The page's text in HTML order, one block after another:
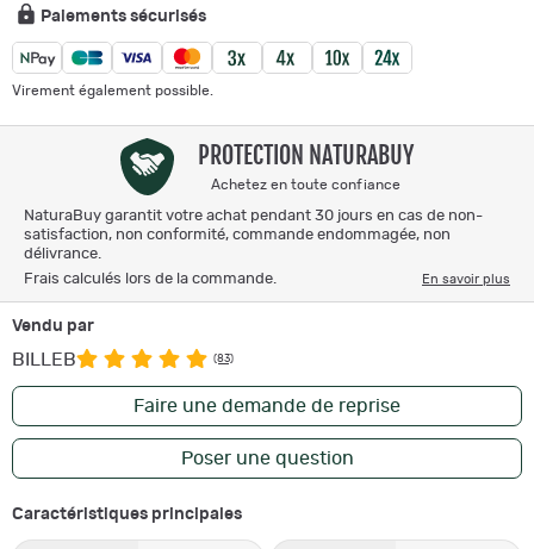
Paiements sécurisés
Virement également possible.
PROTECTION NATURABUY
Achetez en toute confiance
NaturaBuy garantit votre achat pendant 30 jours en cas de non-
satisfaction, non conformité, commande endommagée, non
délivrance.
Frais calculés lors de la commande.
En savoir plus
Vendu par
BILLEB (83)
Faire une demande de reprise
Poser une question
Caractéristiques principales